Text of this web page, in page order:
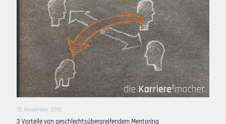
12. November 2019
3 Vorteile von geschlechtsübergreifendem Mentoring